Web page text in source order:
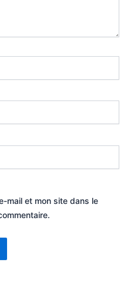
mail et mon site dans le